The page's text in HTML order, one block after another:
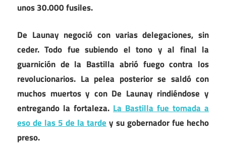
unos 30.000 fusiles.
De Launay negoció con varias delegaciones, sin
ceder. Todo fue subiendo el tono y al final la
guarnición de la Bastilla abrió fuego contra los
revolucionarios. La pelea posterior se saldó con
muchos muertos y con De Launay rindiéndose y
entregando la fortaleza. La Bastilla fue tomada a
eso de las 5 de la tardey su gobernador fue hecho
preso.